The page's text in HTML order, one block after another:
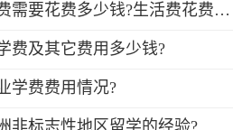
去澳洲留学读商科学费需要花费多少钱?生活费花费如何?
费及其它费用多少钱?
学费费用情况?
非标志性地区留学的经验?